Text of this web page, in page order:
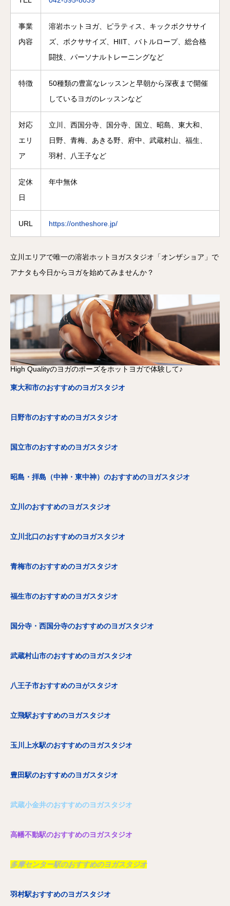
事業
内容
溶岩ホットヨガ、ピラティス、キックボクササイ
ズ、ボクササイズ、HIIT、バトルロープ、総合格
闘技、パーソナルトレーニングなど
特徴
50種類の豊富なレッスンと早朝から深夜まで開催
しているヨガのレッスンなど
対応
エリ
ア
立川、西国分寺、国分寺、国立、昭島、東大和、
日野、青梅、あきる野、府中、武蔵村山、福生、
羽村、八王子など
定休
日
年中無休
URL https://ontheshore.jp/
立川エリアで唯一の溶岩ホットヨガスタジオ「オンザショア」で
アナタも今日からヨガを始めてみませんか？
High Qualityのヨガのポーズをホットヨガで体験して♪
東大和市のおすすめのヨガスタジオ
日野市のおすすめのヨガスタジオ
国立市のおすすめのヨガスタジオ
昭島・拝島（中神・東中神）のおすすめのヨガスタジオ
立川のおすすめのヨガスタジオ
立川北口のおすすめのヨガスタジオ
青梅市のおすすめのヨガスタジオ
福生市のおすすめのヨガスタジオ
国分寺・西国分寺のおすすめのヨガスタジオ
武蔵村山市のおすすめのヨガスタジオ
八王子市おすすめのヨがスタジオ
立飛駅おすすめのヨガスタジオ
玉川上水駅のおすすめのヨガスタジオ
豊田駅のおすすめのヨガスタジオ
武蔵小金井のおすすめのヨガスタジオ
高幡不動駅のおすすめのヨガスタジオ
多摩センター駅のおすすめのヨガスタジオ
羽村駅おすすめのヨガスタジオ